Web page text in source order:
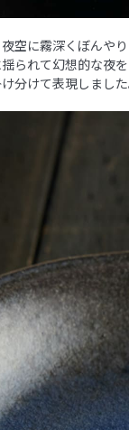
空に霧深くぼんや
られて幻想的な夜
分けて表現しました